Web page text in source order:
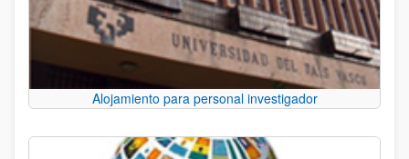
Alojamiento para personal investigador